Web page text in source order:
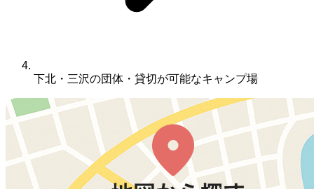
下北・三沢の団体・貸切が可能なキャンプ場